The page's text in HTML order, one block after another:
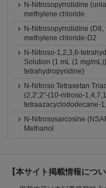
N-Nitrosopyrrolidine
methylene chloride
N-Nitrosopyrrolidine (D8,
methylene chloride-D2
N-Nitroso-1,2,3,6-
Solution (1 mL (1 mg/
tetrahydropyridine)
N-Nitroso Tetraxetan
(2,2',2''-(10-nitroso-
tetraazacyclododecane-
N-Nitrososarcosine
Methanol
【本サイト掲載情報につい